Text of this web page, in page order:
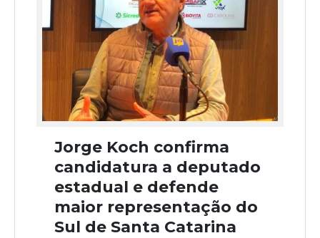
Jorge Koch confirma
candidatura a deputado
estadual e defende
maior representação do
Sul de Santa Catarina